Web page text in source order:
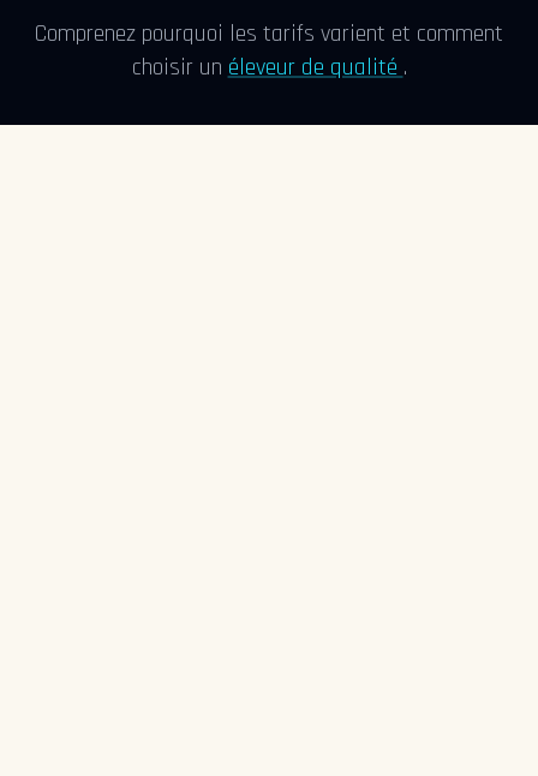
Comprenez pourquoi les tarifs varient et comment
choisir un éleveur de qualité .